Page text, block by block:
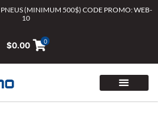
PNEUS (MINIMUM 500$) CODE PROMO: WEB-
10
$0.00 0